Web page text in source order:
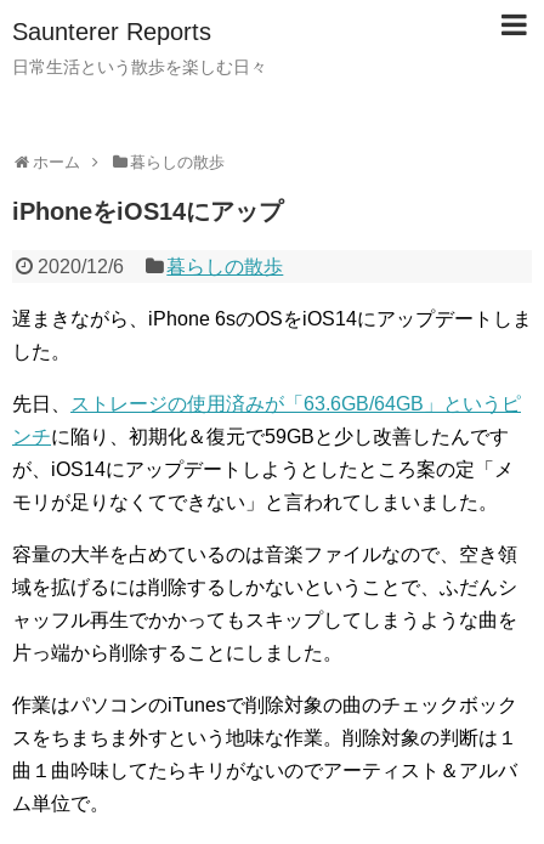
Saunterer Reports
日常生活という散歩を楽しむ日々
ホーム 暮らしの散歩
iPhoneをiOS14にアップ
2020/12/6 暮らしの散歩
遅まきながら、iPhone 6sのOSをiOS14にアップデートしま
した。
先日、
ストレージの使用済みが「63.6GB/64GB」というピ
ンチに陥り、初期化＆復元で59GBと少し改善したんです
が、iOS14にアップデートしようとしたところ案の定「メ
モリが足りなくてできない」と言われてしまいました。
容量の大半を占めているのは音楽ファイルなので、空き領
域を拡げるには削除するしかないということで、ふだんシ
ャッフル再生でかかってもスキップしてしまうような曲を
片っ端から削除することにしました。
作業はパソコンのiTunesで削除対象の曲のチェックボック
スをちまちま外すという地味な作業。削除対象の判断は１
曲１曲吟味してたらキリがないのでアーティスト＆アルバ
ム単位で。